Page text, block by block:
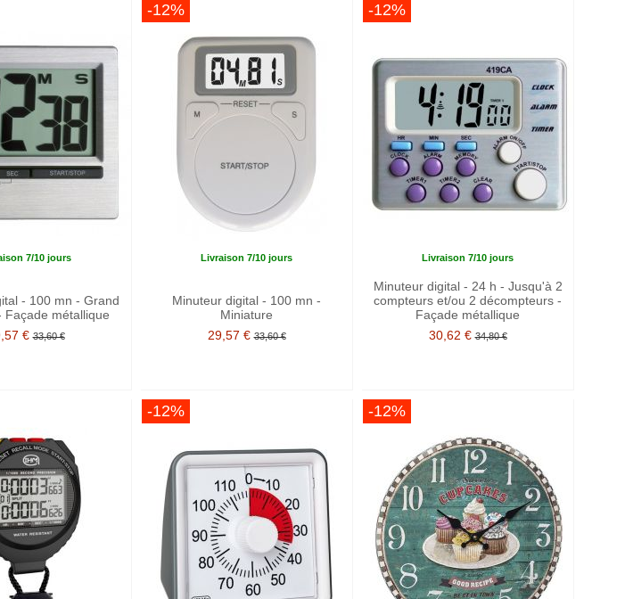
7/10 jours
- 100 mn - Grand
Façade métallique
€ 33,60 €
-12%
Livraison 7/10 jours
Minuteur digital - 100 mn -
Miniature
29,57 € 33,60 €
-12%
Livraison 7/10 jours
Minuteur digital - 24 h - Jusqu'à 2
compteurs et/ou 2 décompteurs -
Façade métallique
30,62 € 34,80 €
-12% -12%